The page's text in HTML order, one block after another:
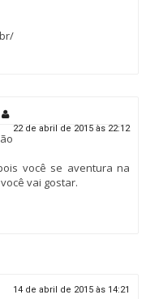
22 de abril de 2015 às 22:12
você se aventura na
vai gostar.
14 de abril de 2015 às 14:21